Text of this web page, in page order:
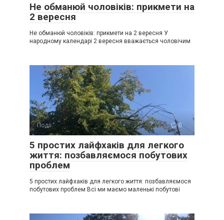
Не обманюй чоловіків: прикмети на
2 вересня
Не обманюй чоловіків: прикмети на 2 вересня У
народному календарі 2 вересня вважається чоловічим
Події 0
5 простих лайфхаків для легкого
життя: позбавляємося побутових
проблем
5 простих лайфхаків для легкого життя: позбавляємося
побутових проблем Всі ми маємо маленькі побутові